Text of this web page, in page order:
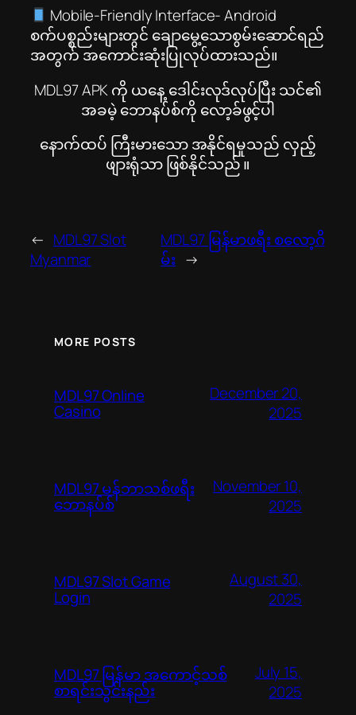
Mobile-Friendly Interface- Android
စက်ပစ္စည်းများတွင် ချောမွေ့သောစွမ်းဆောင်ရည်
အတွက် အကောင်းဆုံးပြုလုပ်ထားသည်။
MDL97 APK ကို ယနေ့ ဒေါင်းလုဒ်လုပ်ပြီး သင်၏
အခမဲ့ ဘောနပ်စ်ကို လော့ခ်ဖွင့်ပါ
နောက်ထပ် ကြီးမားသော အနိုင်ရမှုသည် လှည့်
ဖျားရုံသာ ဖြစ်နိုင်သည် ။
← MDL97 Slot
Myanmar
MDL97 မြန်မာဖရီး စလော့ဂိ
မ်း →
MORE POSTS
MDL97 Online
Casino
December 20,
2025
MDL97 မန်ဘာသစ်ဖရီး
ဘောနပ်စ်
November 10,
2025
MDL97 Slot Game
Login
August 30,
2025
MDL97 မြန်မာ အကောင့်သစ်
စာရင်းသွင်းနည်း
July 15,
2025